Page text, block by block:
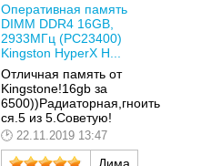
Оперативная память
DIMM DDR4 16GB,
2933МГц (PC23400)
Kingston HyperX H...
Отличная память от
Kingstone!16gb за
6500))Радиаторная,гноить
ся.5 из 5.Советую!
22.11.2019 13:47
Дима